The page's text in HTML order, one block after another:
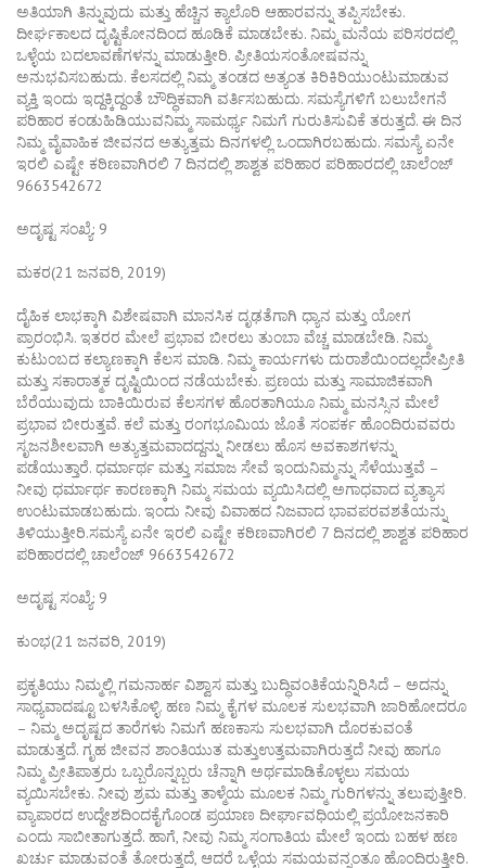
ಅತಿಯಾಗಿ ತಿನ್ನುವುದು ಮತ್ತು ಹೆಚ್ಚಿನ ಕ್ಯಾಲೊರಿ ಆಹಾರವನ್ನು ತಪ್ಪಿಸಬೇಕು.
ದೀರ್ಘಕಾಲದ ದೃಷ್ಟಿಕೋನದಿಂದ ಹೂಡಿಕೆ ಮಾಡಬೇಕು. ನಿಮ್ಮ ಮನೆಯ ಪರಿಸರದಲ್ಲಿ
ಒಳ್ಳೆಯ ಬದಲಾವಣೆಗಳನ್ನು ಮಾಡುತ್ತೀರಿ. ಪ್ರೀತಿಯಸಂತೋಷವನ್ನು
ಅನುಭವಿಸಬಹುದು. ಕೆಲಸದಲ್ಲಿ ನಿಮ್ಮ ತಂಡದ ಅತ್ಯಂತ ಕಿರಿಕಿರಿಯುಂಟುಮಾಡುವ
ವ್ಯಕ್ತಿ ಇಂದು ಇದ್ದಕ್ಕಿದ್ದಂತೆ ಬೌದ್ಧಿಕವಾಗಿ ವರ್ತಿಸಬಹುದು. ಸಮಸ್ಯೆಗಳಿಗೆ ಬಲುಬೇಗನೆ
ಪರಿಹಾರ ಕಂಡುಹಿಡಿಯುವನಿಮ್ಮ ಸಾಮರ್ಥ್ಯ ನಿಮಗೆ ಗುರುತಿಸುವಿಕೆ ತರುತ್ತದೆ. ಈ ದಿನ
ನಿಮ್ಮ ವೈವಾಹಿಕ ಜೀವನದ ಅತ್ಯುತ್ತಮ ದಿನಗಳಲ್ಲಿ ಒಂದಾಗಿರಬಹುದು. ಸಮಸ್ಯೆ ಏನೇ
ಇರಲಿ ಎಷ್ಟೇ ಕಠಿಣವಾಗಿರಲಿ 7 ದಿನದಲ್ಲಿ ಶಾಶ್ವತ ಪರಿಹಾರ ಪರಿಹಾರದಲ್ಲಿ ಚಾಲೆಂಜ್
9663542672
ಅದೃಷ್ಟ ಸಂಖ್ಯೆ: 9
ಮಕರ(21 ಜನವರಿ, 2019)
ದೈಹಿಕ ಲಾಭಕ್ಕಾಗಿ ವಿಶೇಷವಾಗಿ ಮಾನಸಿಕ ದೃಢತೆಗಾಗಿ ಧ್ಯಾನ ಮತ್ತು ಯೋಗ
ಪ್ರಾರಂಭಿಸಿ. ಇತರರ ಮೇಲೆ ಪ್ರಭಾವ ಬೀರಲು ತುಂಬಾ ವೆಚ್ಚ ಮಾಡಬೇಡಿ. ನಿಮ್ಮ
ಕುಟುಂಬದ ಕಲ್ಯಾಣಕ್ಕಾಗಿ ಕೆಲಸ ಮಾಡಿ. ನಿಮ್ಮ ಕಾರ್ಯಗಳು ದುರಾಶೆಯಿಂದಲ್ಲದೇಪ್ರೀತಿ
ಮತ್ತು ಸಕಾರಾತ್ಮಕ ದೃಷ್ಟಿಯಿಂದ ನಡೆಯಬೇಕು. ಪ್ರಣಯ ಮತ್ತು ಸಾಮಾಜಿಕವಾಗಿ
ಬೆರೆಯುವುದು ಬಾಕಿಯಿರುವ ಕೆಲಸಗಳ ಹೊರತಾಗಿಯೂ ನಿಮ್ಮ ಮನಸ್ಸಿನ ಮೇಲೆ
ಪ್ರಭಾವ ಬೀರುತ್ತವೆ. ಕಲೆ ಮತ್ತು ರಂಗಭೂಮಿಯ ಜೊತೆ ಸಂಪರ್ಕ ಹೊಂದಿರುವವರು
ಸೃಜನಶೀಲವಾಗಿ ಅತ್ಯುತ್ತಮವಾದದ್ದನ್ನು ನೀಡಲು ಹೊಸ ಅವಕಾಶಗಳನ್ನು
ಪಡೆಯುತ್ತಾರೆ. ಧರ್ಮಾರ್ಥ ಮತ್ತು ಸಮಾಜ ಸೇವೆ ಇಂದುನಿಮ್ಮನ್ನು ಸೆಳೆಯುತ್ತವೆ –
ನೀವು ಧರ್ಮಾರ್ಥ ಕಾರಣಕ್ಕಾಗಿ ನಿಮ್ಮ ಸಮಯ ವ್ಯಯಿಸಿದಲ್ಲಿ ಅಗಾಧವಾದ ವ್ಯತ್ಯಾಸ
ಉಂಟುಮಾಡಬಹುದು. ಇಂದು ನೀವು ವಿವಾಹದ ನಿಜವಾದ ಭಾವಪರವಶತೆಯನ್ನು
ತಿಳಿಯುತ್ತೀರಿ.ಸಮಸ್ಯೆ ಏನೇ ಇರಲಿ ಎಷ್ಟೇ ಕಠಿಣವಾಗಿರಲಿ 7 ದಿನದಲ್ಲಿ ಶಾಶ್ವತ ಪರಿಹಾರ
ಪರಿಹಾರದಲ್ಲಿ ಚಾಲೆಂಜ್ 9663542672
ಅದೃಷ್ಟ ಸಂಖ್ಯೆ: 9
ಕುಂಭ(21 ಜನವರಿ, 2019)
ಪ್ರಕೃತಿಯು ನಿಮ್ಮಲ್ಲಿ ಗಮನಾರ್ಹ ವಿಶ್ವಾಸ ಮತ್ತು ಬುದ್ಧಿವಂತಿಕೆಯನ್ನಿರಿಸಿದೆ – ಅದನ್ನು
ಸಾಧ್ಯವಾದಷ್ಟೂ ಬಳಸಿಕೊಳ್ಳಿ. ಹಣ ನಿಮ್ಮ ಕೈಗಳ ಮೂಲಕ ಸುಲಭವಾಗಿ ಜಾರಿಹೋದರೂ
– ನಿಮ್ಮ ಅದೃಷ್ಟದ ತಾರೆಗಳು ನಿಮಗೆ ಹಣಕಾಸು ಸುಲಭವಾಗಿ ದೊರಕುವಂತೆ
ಮಾಡುತ್ತದೆ. ಗೃಹ ಜೀವನ ಶಾಂತಿಯುತ ಮತ್ತುಉತ್ತಮವಾಗಿರುತ್ತದೆ ನೀವು ಹಾಗೂ
ನಿಮ್ಮ ಪ್ರೀತಿಪಾತ್ರರು ಒಬ್ಬರೊನ್ನಬ್ಬರು ಚೆನ್ನಾಗಿ ಅರ್ಥಮಾಡಿಕೊಳ್ಳಲು ಸಮಯ
ವ್ಯಯಿಸಬೇಕು. ನೀವು ಶ್ರಮ ಮತ್ತು ತಾಳ್ಮೆಯ ಮೂಲಕ ನಿಮ್ಮ ಗುರಿಗಳನ್ನು ತಲುಪುತ್ತೀರಿ.
ವ್ಯಾಪಾರದ ಉದ್ದೇಶದಿಂದಕೈಗೊಂಡ ಪ್ರಯಾಣ ದೀರ್ಘಾವಧಿಯಲ್ಲಿ ಪ್ರಯೋಜನಕಾರಿ
ಎಂದು ಸಾಬೀತಾಗುತ್ತದೆ. ಹಾಗೆ, ನೀವು ನಿಮ್ಮ ಸಂಗಾತಿಯ ಮೇಲೆ ಇಂದು ಬಹಳ ಹಣ
ಖರ್ಚು ಮಾಡುವಂತೆ ತೋರುತ್ತದೆ, ಆದರೆ ಒಳ್ಳೆಯ ಸಮಯವನ್ನಂತೂ ಹೊಂದಿರುತ್ತೀರಿ.